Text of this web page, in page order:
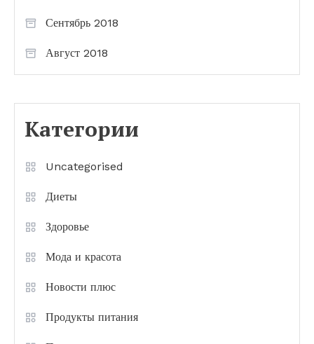
Сентябрь 2018
Август 2018
Категории
Uncategorised
Диеты
Здоровье
Мода и красота
Новости плюс
Продукты питания